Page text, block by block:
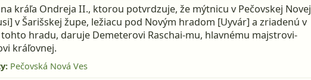
kráľa Ondreja II., ktorou potvrdzuje, že mýtnicu v Pečovskej Novej
v Šarišskej župe, ležiacu pod Novým hradom [Uyvár] a zriadenú v
hradu, daruje Demeterovi Raschai-mu, hlavnému majstrovi-
kráľovnej.
Pečovská Nová Ves